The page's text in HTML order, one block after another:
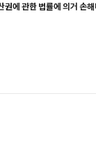
에 관한 법률에 의거 손